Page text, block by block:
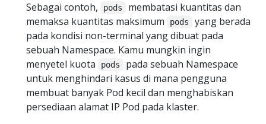
Sebagai contoh, pods
membatasi kuantitas dan
memaksa kuantitas maksimum
pods
yang berada
pada kondisi non-terminal yang dibuat pada
sebuah Namespace. Kamu mungkin ingin
menyetel kuota
pods
pada sebuah Namespace
untuk menghindari kasus di mana pengguna
membuat banyak Pod kecil dan menghabiskan
persediaan alamat IP Pod pada klaster.